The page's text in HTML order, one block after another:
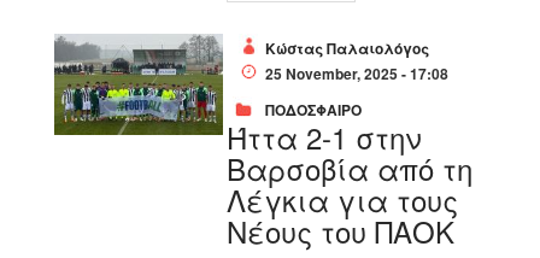
Κώστας Παλαιολόγος
25 November, 2025 - 17:08
ΠΟΔΟΣΦΑΙΡΟ
Ήττα 2-1 στην
Βαρσοβία από τη
Λέγκια για τους
Νέους του ΠΑΟΚ